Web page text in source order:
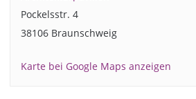
Pockelsstr. 4
38106 Braunschweig
Karte bei Google Maps anzeigen